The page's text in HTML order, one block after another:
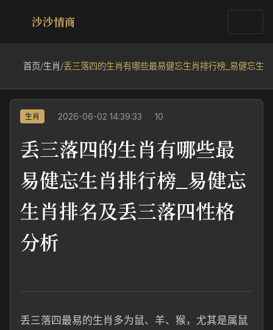
沙沙情商
首页/生肖/丢三落四的生肖有哪些最易健忘生肖排行榜_易健忘生
生肖 2026-06-02 14:39:33 10
丢三落四的生肖有哪些最
易健忘生肖排行榜_易健忘
生肖排名及丢三落四性格
分析
丢三落四最易的生肖多为鼠、羊、猴，尤其是属鼠